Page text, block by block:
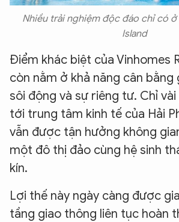
Nhiều trải nghiệm độc đáo chỉ có ở
Island
Điểm khác biệt của Vinhomes
còn nằm ở khả năng cân bằng
sôi động và sự riêng tư. Chỉ
tới trung tâm kinh tế của Hải
vẫn được tận hưởng không
một đô thị đảo cùng hệ sinh
kín.
Lợi thế này ngày càng được
tầng giao thông liên tục hoàn